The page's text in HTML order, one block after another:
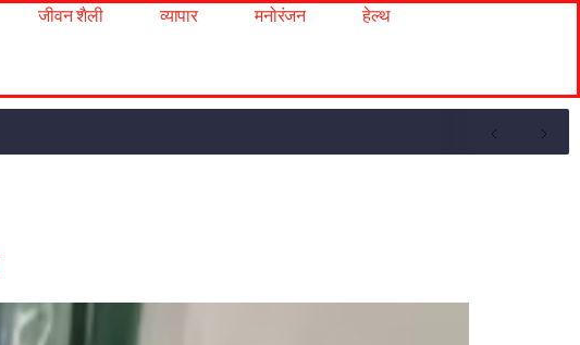
जीवन शैली व्यापार मनोरंजन
हेल्थ